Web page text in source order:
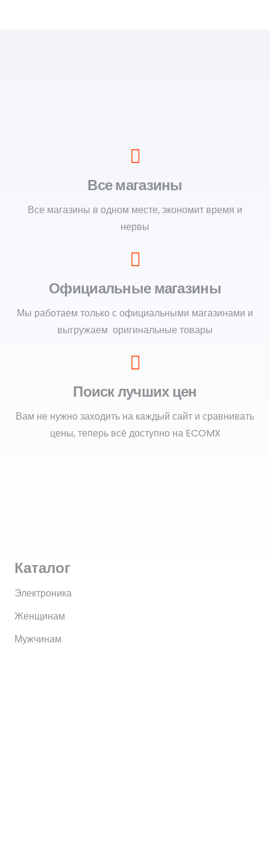
Все магазины
Все магазины в одном месте, экономит время и
нервы
Официальные магазины
Мы работаем только с официальными магазинами и
выгружаем оригинальные товары
Поиск лучших цен
Вам не нужно заходить на каждый сайт и сравнивать
цены, теперь всё доступно на ECOMX
Каталог
Электроника
Женщинам
Мужчинам